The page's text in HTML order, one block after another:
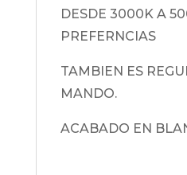
DESDE 3000K A
PREFERNCIAS
TAMBIEN ES
MANDO.
ACABADO EN